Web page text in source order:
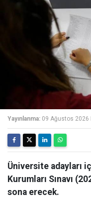
Yayınlanma: 09 Ağustos 2026
Üniversite adayları
Kurumları Sınavı
sona erecek.